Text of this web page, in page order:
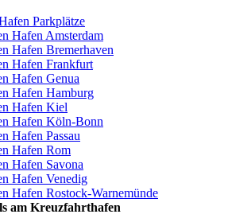
Parkplätze
Hafen Amsterdam
Hafen Bremerhaven
Hafen Frankfurt
Hafen Genua
Hafen Hamburg
Hafen Kiel
Hafen Köln-Bonn
Hafen Passau
Hafen Rom
Hafen Savona
Hafen Venedig
Hafen Rostock-Warnemünde
am Kreuzfahrthafen